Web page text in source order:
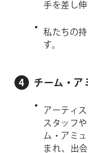
手を差し伸
私たちの
す。
4 チーム・ア
アーティ
スタッフ
ム・アミ
まれ、出